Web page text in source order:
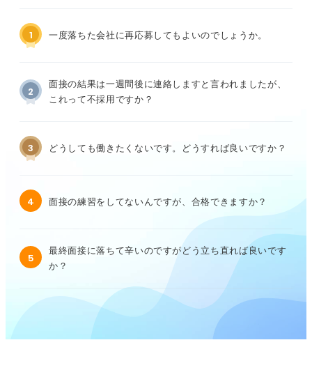
1 一度落ちた会社に再応募してもよいのでしょうか。
2
面接の結果は一週間後に連絡しますと言われましたが、
これって不採用ですか？
3 どうしても働きたくないです。どうすれば良いですか？
4 面接の練習をしてないんですが、合格できますか？
5
最終面接に落ちて辛いのですがどう立ち直れば良いです
か？